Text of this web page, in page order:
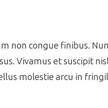
non congue finibus.
Vivamus et suscipit
molestie arcu in